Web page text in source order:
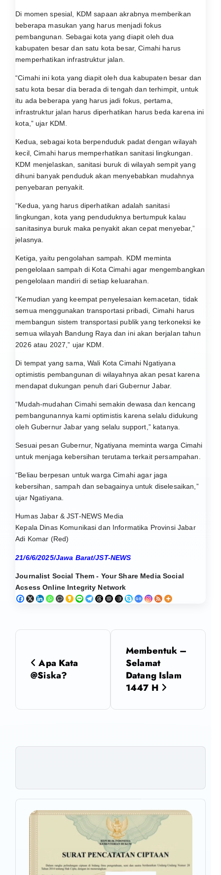
Di momen spesial, KDM sapaan akrabnya memberikan
beberapa masukan yang harus menjadi fokus
pembangunan. Sebagai kota yang diapit oleh dua
kabupaten besar dan satu kota besar, Cimahi harus
memperhatikan infrastruktur jalan.
“Cimahi ini kota yang diapit oleh dua kabupaten besar dan
satu kota besar dia berada di tengah dan terhimpit, untuk
itu ada beberapa yang harus jadi fokus, pertama,
infrastruktur jalan harus diperhatikan harus beda karena ini
kota,” ujar KDM.
Kedua, sebagai kota berpenduduk padat dengan wilayah
kecil, Cimahi harus memperhatikan sanitasi lingkungan.
KDM menjelaskan, sanitasi buruk di wilayah sempit yang
dihuni banyak penduduk akan menyebabkan mudahnya
penyebaran penyakit.
“Kedua, yang harus diperhatikan adalah sanitasi
lingkungan, kota yang penduduknya bertumpuk kalau
sanitasinya buruk maka penyakit akan cepat menyebar,”
jelasnya.
Ketiga, yaitu pengolahan sampah. KDM meminta
pengelolaan sampah di Kota Cimahi agar mengembangkan
pengelolaan mandiri di setiap keluarahan.
“Kemudian yang keempat penyelesaian kemacetan, tidak
semua menggunakan transportasi pribadi, Cimahi harus
membangun sistem transportasi publik yang terkoneksi ke
semua wilayah Bandung Raya dan ini akan berjalan tahun
2026 atau 2027,” ujar KDM.
Di tempat yang sama, Wali Kota Cimahi Ngatiyana
optimistis pembangunan di wilayahnya akan pesat karena
mendapat dukungan penuh dari Gubernur Jabar.
“Mudah-mudahan Cimahi semakin dewasa dan kencang
pembangunannya kami optimistis karena selalu didukung
oleh Gubernur Jabar yang selalu support,” katanya.
Sesuai pesan Gubernur, Ngatiyana meminta warga Cimahi
untuk menjaga kebersihan terutama terkait persampahan.
“Beliau berpesan untuk warga Cimahi agar jaga
kebersihan, sampah dan sebagainya untuk diselesaikan,”
ujar Ngatiyana.
Humas Jabar & JST-NEWS Media
Kepala Dinas Komunikasi dan Informatika Provinsi Jabar
Adi Komar (Red)
21/6/6/2025/Jawa Barat/JST-NEWS
Journalist Social Them - Your Share Media Social
Acsess Online Integrity Network
N
i
g
s
i
Apa Kata
@Siska?
Membentuk –
Selamat
Datang Islam
1447 H